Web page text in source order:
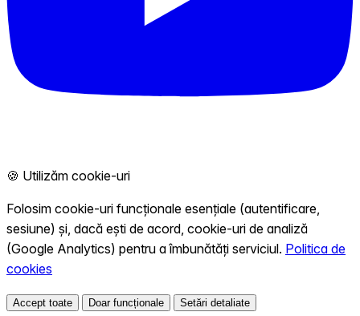
🍪 Utilizăm cookie-uri
Folosim cookie-uri funcționale esențiale (autentificare,
sesiune) și, dacă ești de acord, cookie-uri de analiză
(Google Analytics) pentru a îmbunătăți serviciul. Politica de
cookies
Accept toate Doar funcționale Setări detaliate